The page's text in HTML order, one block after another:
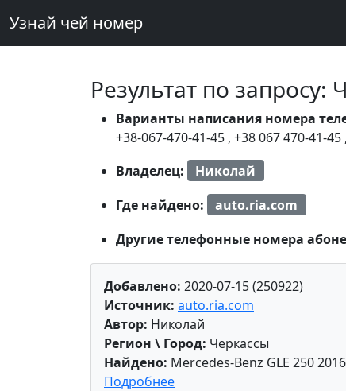
Узнай чей номер
Результат по
Варианты написания номера
+38-067-470-41-45 , +38 067 470-41-45 ,
Владелец:
Николай
Где найдено:
auto.ria.com
Другие телефонные номера
Добавлено: 2020-07-15 (250922)
Источник: auto.ria.com
Автор: Николай
Регион \ Город: Черкассы
Найдено: Mercedes-Benz GLE 250 2016
Подробнее